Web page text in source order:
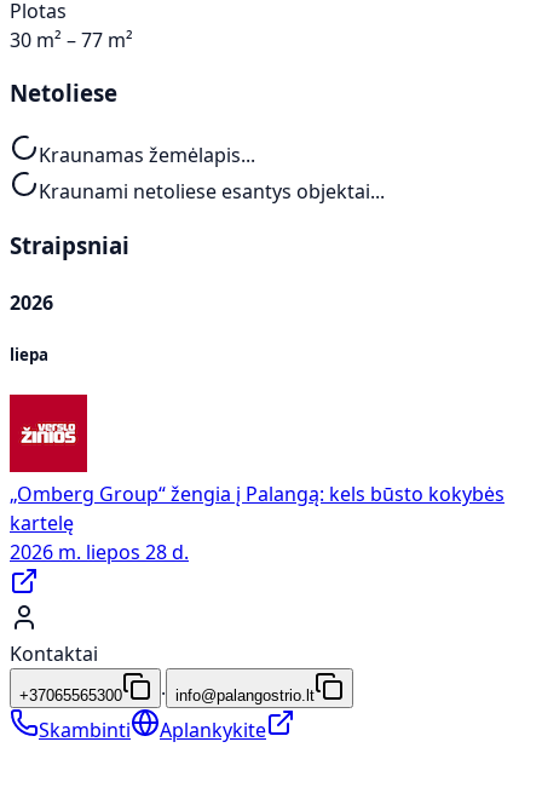
Plotas
30 m² – 77 m²
Netoliese
Kraunamas žemėlapis...
Kraunami netoliese esantys objektai...
Straipsniai
2026
liepa
„Omberg Group“ žengia į Palangą: kels būsto kokybės
kartelę
2026 m. liepos 28 d.
Kontaktai
+37065565300 · info@palangostrio.lt
Skambinti Aplankykite